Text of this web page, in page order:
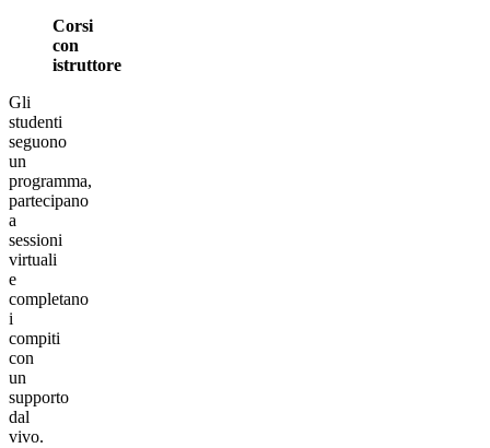
Corsi
con
istruttore
Gli
studenti
seguono
un
programma,
partecipano
a
sessioni
virtuali
e
completano
i
compiti
con
un
supporto
dal
vivo.